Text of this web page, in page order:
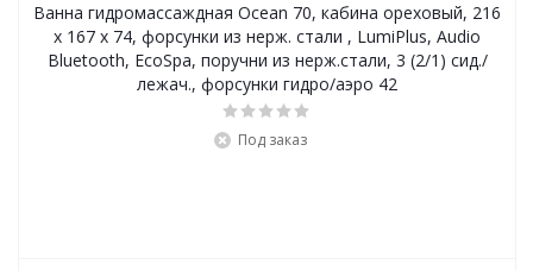
Ванна гидромассаждная Ocean 70, кабина ореховый, 216
x 167 x 74, форсунки из нерж. стали , LumiPlus, Audio
Bluetooth, EcoSpa, поручни из нерж.стали, 3 (2/1) сид./
лежач., форсунки гидро/аэро 42
Под заказ